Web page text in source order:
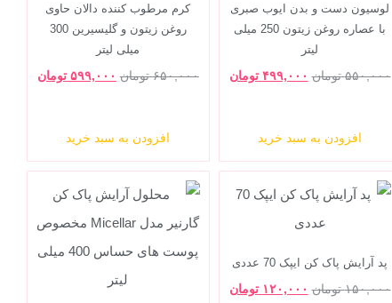
لوسیون دست و بدن ایوب صبری
با عصاره روغن زیتون 250 میلی
لیتر
۵۵۰,۰۰۰ تومان ۴۹۹,۰۰۰ تومان
افزودن به سبد خرید
کرم مرطوب کننده دالان حاوی
روغن زیتون و گلیسیرین 300
میلی لیتر
۶۵۰,۰۰۰ تومان ۵۹۹,۰۰۰ تومان
افزودن به سبد خرید
پد آرایش پاک کن ایپک 70 عددی
۱۵۰,۰۰۰ تومان ۱۲۰,۰۰۰ تومان